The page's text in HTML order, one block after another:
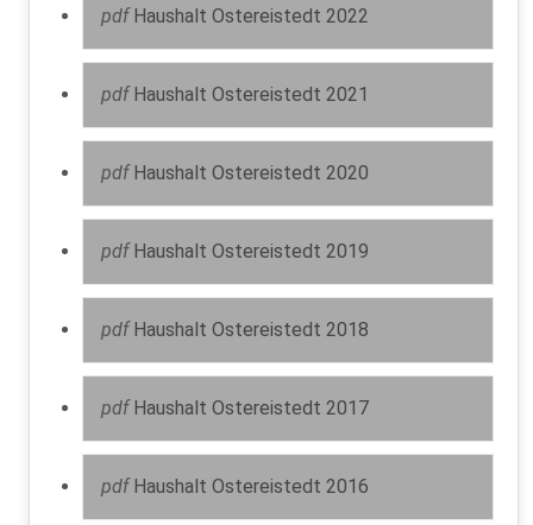
pdf Haushalt Ostereistedt 2022
pdf Haushalt Ostereistedt 2021
pdf Haushalt Ostereistedt 2020
pdf Haushalt Ostereistedt 2019
pdf Haushalt Ostereistedt 2018
pdf Haushalt Ostereistedt 2017
pdf Haushalt Ostereistedt 2016